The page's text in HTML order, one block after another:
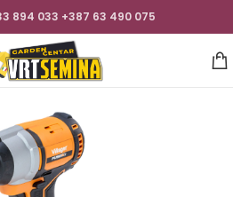
894 033 +387 63 490 075